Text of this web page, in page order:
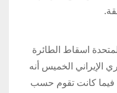
اسقاط الطائرة
الإيراني الخميس أنه
فيما كانت تقوم حسب